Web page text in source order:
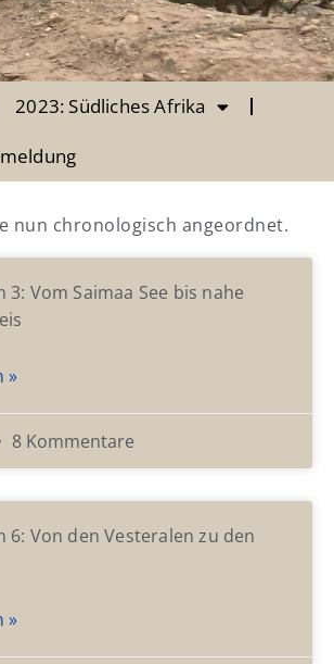
2023: Südliches Afrika
nun chronologisch angeordnet.
3: Vom Saimaa See bis nahe
»
8 Kommentare
6: Von den Vesteralen zu den
»